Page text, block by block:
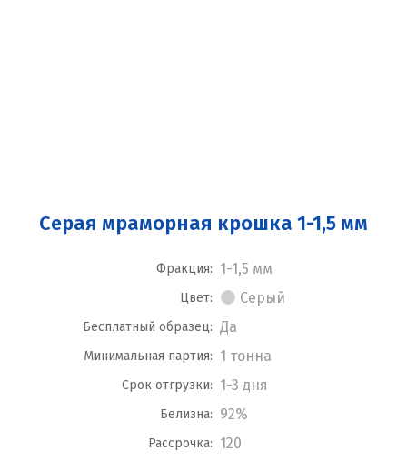
Серая мраморная крошка 1-1,5 мм
Фракция: 1-1,5 мм
Цвет: Серый
Бесплатный образец: Да
Минимальная партия: 1 тонна
Срок отгрузки: 1-3 дня
Белизна: 92%
Рассрочка: 120